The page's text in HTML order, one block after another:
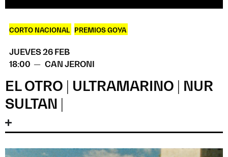
CORTO NACIONAL PREMIOS GOYA
JUEVES 26 FEB
18:00 — CAN JERONI
EL OTRO | ULTRAMARINO | NUR
SULTAN |